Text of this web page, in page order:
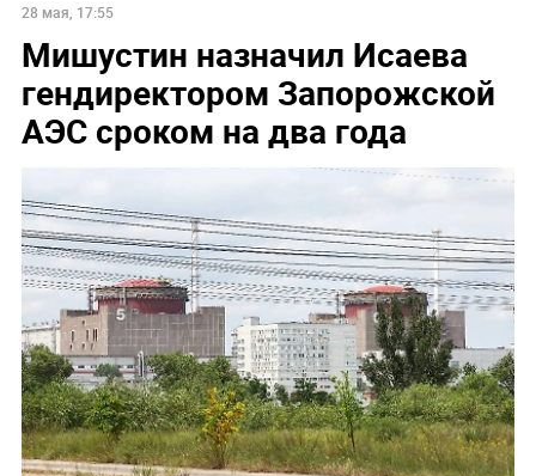
28 мая, 17:55
Мишустин назначил Исаева
гендиректором Запорожской
АЭС сроком на два года